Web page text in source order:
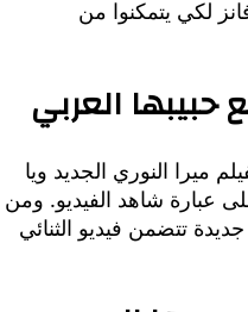
من
العربي
الجديد ويا
شاهد الفيديو. ومن
فيديو الثنائي